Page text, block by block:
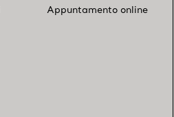
Appuntamento online